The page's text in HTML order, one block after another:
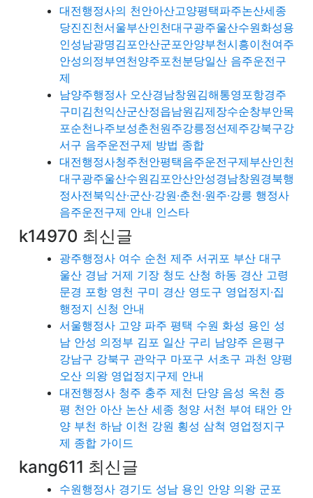
대전행정사의 천안아산고양평택파주논산세종
당진진천서울부산인천대구광주울산수원화성용
인성남광명김포안산군포안양부천시흥이천여주
안성의정부연천양주포천분당일산 음주운전구
제
남양주행정사 오산경남창원김해통영포항경주
구미김천익산군산정읍남원김제장수순창부안목
포순천나주보성춘천원주강릉정선제주강북구강
서구 음주운전구제 방법 종합
대전행정사청주천안평택음주운전구제부산인천
대구광주울산수원김포안산안성경남창원경북행
정사전북익산·군산·강원·춘천·원주·강릉 행정사
음주운전구제 안내 인스타
k14970 최신글
광주행정사 여수 순천 제주 서귀포 부산 대구
울산 경남 거제 기장 청도 산청 하동 경산 고령
문경 포항 영천 구미 경산 영도구 영업정지·집
행정지 신청 안내
서울행정사 고양 파주 평택 수원 화성 용인 성
남 안성 의정부 김포 일산 구리 남양주 은평구
강남구 강북구 관악구 마포구 서초구 과천 양평
오산 의왕 영업정지구제 안내
대전행정사 청주 충주 제천 단양 음성 옥천 증
평 천안 아산 논산 세종 청양 서천 부여 태안 안
양 부천 하남 이천 강원 횡성 삼척 영업정지구
제 종합 가이드
kang611 최신글
수원행정사 경기도 성남 용인 안양 의왕 군포